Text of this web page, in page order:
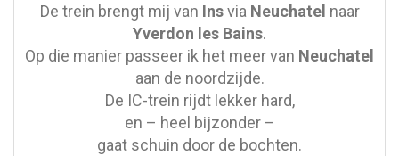
De trein brengt mij van Insvia Neuchatel naar
Yverdon les Bains.
Op die manier passeer ik het meer van Neuchatel
aan de noordzijde.
De IC-trein rijdt lekker hard,
en – heel bijzonder –
gaat schuin door de bochten.